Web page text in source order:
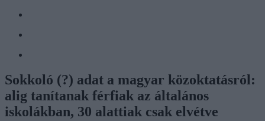
Sokkoló (?) adat a magyar közoktatásról:
alig tanítanak férfiak az általános
iskolákban, 30 alattiak csak elvétve